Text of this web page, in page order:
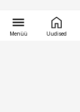
Menüü Uudised